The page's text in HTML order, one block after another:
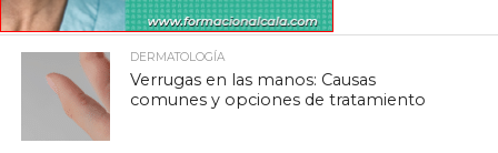
DERMATOLOGÍA
Verrugas en las manos: Causas
comunes y opciones de tratamiento